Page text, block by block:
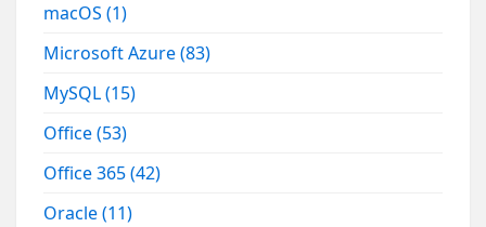
macOS(1)
Microsoft Azure(83)
MySQL(15)
Office(53)
Office 365(42)
Oracle(11)